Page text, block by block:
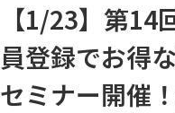
【1/23】第
員登録でお得
セミナー開催